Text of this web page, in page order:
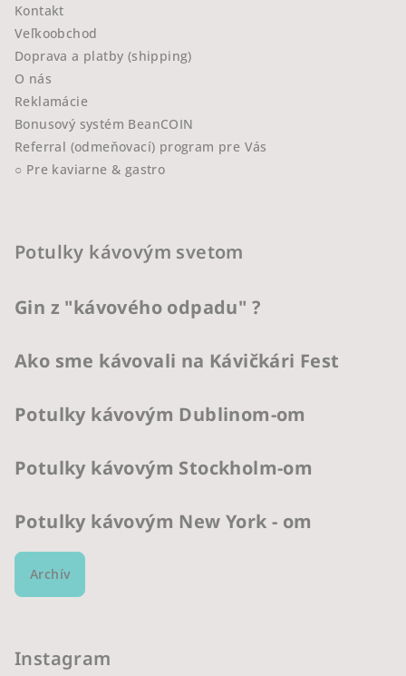
Kontakt
Veľkoobchod
Doprava a platby (shipping)
O nás
Reklamácie
Bonusový systém BeanCOIN
Referral (odmeňovací) program pre Vás
○ Pre kaviarne & gastro
Potulky kávovým svetom
Gin z "kávového odpadu" ?
Ako sme kávovali na Kávičkári Fest
Potulky kávovým Dublinom-om
Potulky kávovým Stockholm-om
Potulky kávovým New York - om
Archív
Instagram